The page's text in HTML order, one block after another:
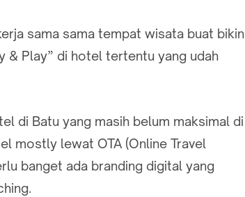
sama sama tempat wisata buat bikin
& Play” di hotel tertentu yang udah
di Batu yang masih belum maksimal di
mostly lewat OTA (Online Travel
banget ada branding digital yang